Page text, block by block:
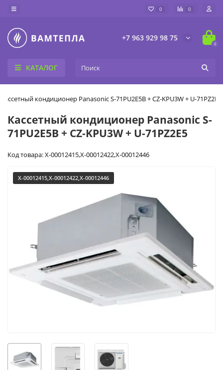
0 0
+7 963 929 98 75
0
КАТАЛОГ
Кассетный кондиционер Panasonic S-71PU2E5B + CZ-KPU3W + U-71PZ2E5
Кассетный кондиционер Panasonic S-
71PU2E5B + CZ-KPU3W + U-71PZ2E5
Код товара: X-00012415,X-00012422,X-00012446
X-00012415,X-00012422,X-00012446